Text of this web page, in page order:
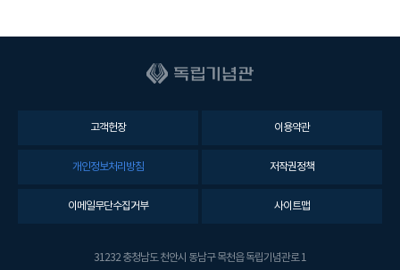
고객헌장 이용약관
개인정보처리방침 저작권정책
이메일무단수집거부 사이트맵
31232 충청남도 천안시 동남구 목천읍 독립기념관로 1